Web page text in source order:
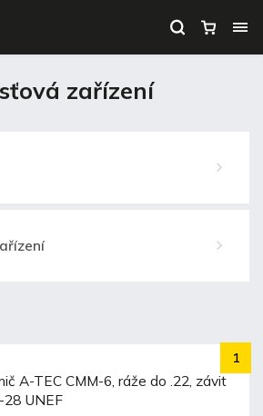
zařízení
A-TEC CMM-6, ráže do .22, závit
28 UNEF